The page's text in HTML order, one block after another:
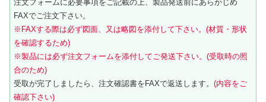
注文フォームに必要事項をご記載の上、製品発送前にあらかじめ
FAXでご注文下さい。
※FAXする際は必ず図面、又は略図を添付して下さい。(材質・形状
を確認するため)
※製品には必ず注文フォームを添付してご発送下さい。(受取時の照
合のため)
受取が完了しましたら、注文確認書をFAXで返送します。(内容をご
確認下さい)